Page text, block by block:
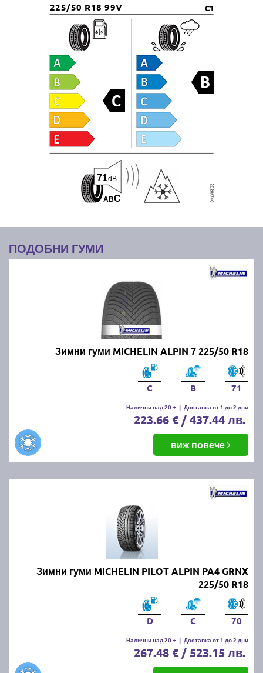
225/50 R18 99V C1
ABC
71dB
ПОДОБНИ ГУМИ
Зимни гуми MICHELIN ALPIN 7 225/50 R18
C B 71
Налични над 20 + | Доставка от 1 до 2 дни
223.66 € / 437.44 лв.
виж повече
Зимни гуми MICHELIN PILOT ALPIN PA4 GRNX
225/50 R18
D C 70
Налични над 20 + | Доставка от 1 до 2 дни
267.48 € / 523.15 лв.